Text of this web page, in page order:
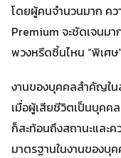
โดยผู้คนจำนวนมาก ค
Premium จะชัดเจนม
พวงหรีดชิ้นไหน “พิเศษ
งานของบุคคลสำคัญใ
เมื่อผู้เสียชีวิตเป็นบุค
ก็สะท้อนถึงสถานะและ
มาตรฐานในงานของบุ